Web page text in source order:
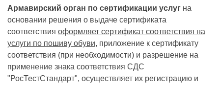
Армавирский орган по сертификации услуг на
основании решения о выдаче сертификата
соответствия оформляет сертификат соответствия на
услуги по пошиву обуви, приложение к сертификату
соответствия (при необходимости) и разрешение на
применение знака соответствия СДС
"РосТестСтандарт", осуществляет их регистрацию и